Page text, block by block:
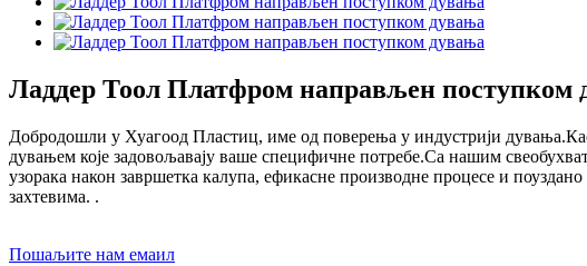
Ладдер Тоол Платфром направљен поступком
Добродошли у Хуагоод Пластиц, име од поверења у индустрији
дувањем које задовољавају ваше специфичне потребе.Са нашим
узорака након завршетка калупа, ефикасне производне процесе и
захтевима. .
Пошаљите нам емаил